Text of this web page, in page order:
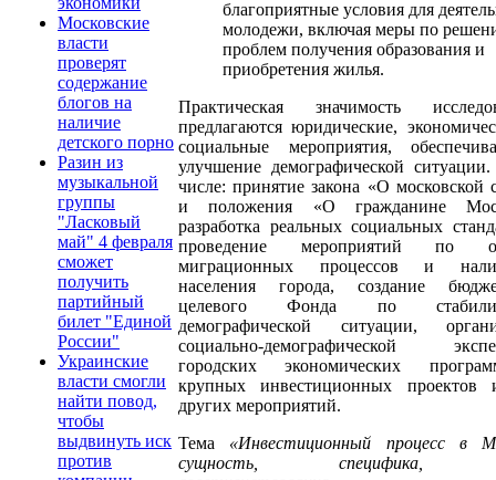
Московские
власти
проверят
содержание
блогов на
наличие
детского порно
Разин из
музыкальной
группы
"Ласковый
май" 4 февраля
сможет
получить
партийный
билет "Единой
России"
Украинские
власти смогли
найти повод,
чтобы
выдвинуть иск
против
благоприятные условия для
молодежи, включая меры по
проблем получения образования и
приобретения жилья.
Практическая значимость
предлагаются юридические,
социальные мероприятия,
улучшение демографической
числе: принятие закона «О московской
и положения «О гражданине
разработка реальных социальных
проведение мероприятий по
миграционных процессов и
населения города, создание
целевого Фонда по
демографической ситуации,
социально-демографической
городских экономических
крупных инвестиционных проектов
других мероприятий.
Тема «Инвестиционный процесс в
сущность, специфика,